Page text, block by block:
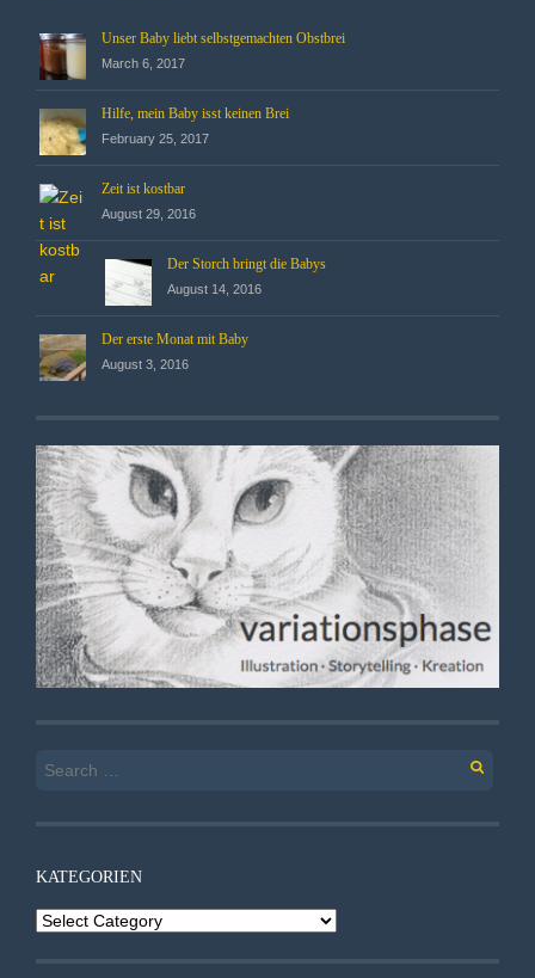
Unser Baby liebt selbstgemachten Obstbrei
March 6, 2017
Hilfe, mein Baby isst keinen Brei
February 25, 2017
Zeit ist kostbar
August 29, 2016
Der Storch bringt die Babys
August 14, 2016
Der erste Monat mit Baby
August 3, 2016
Search
KATEGORIEN
Kategorien